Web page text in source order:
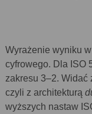
Wyrażenie wyniku
cyfrowego. Dla ISO
zakresu 3–2. Widać
czyli z architekturą
wyższych nastaw